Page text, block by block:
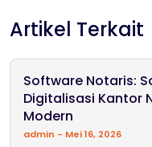
Artikel Terkait
Software Notaris:
Digitalisasi Kantor
Modern
admin Mei 16, 2026